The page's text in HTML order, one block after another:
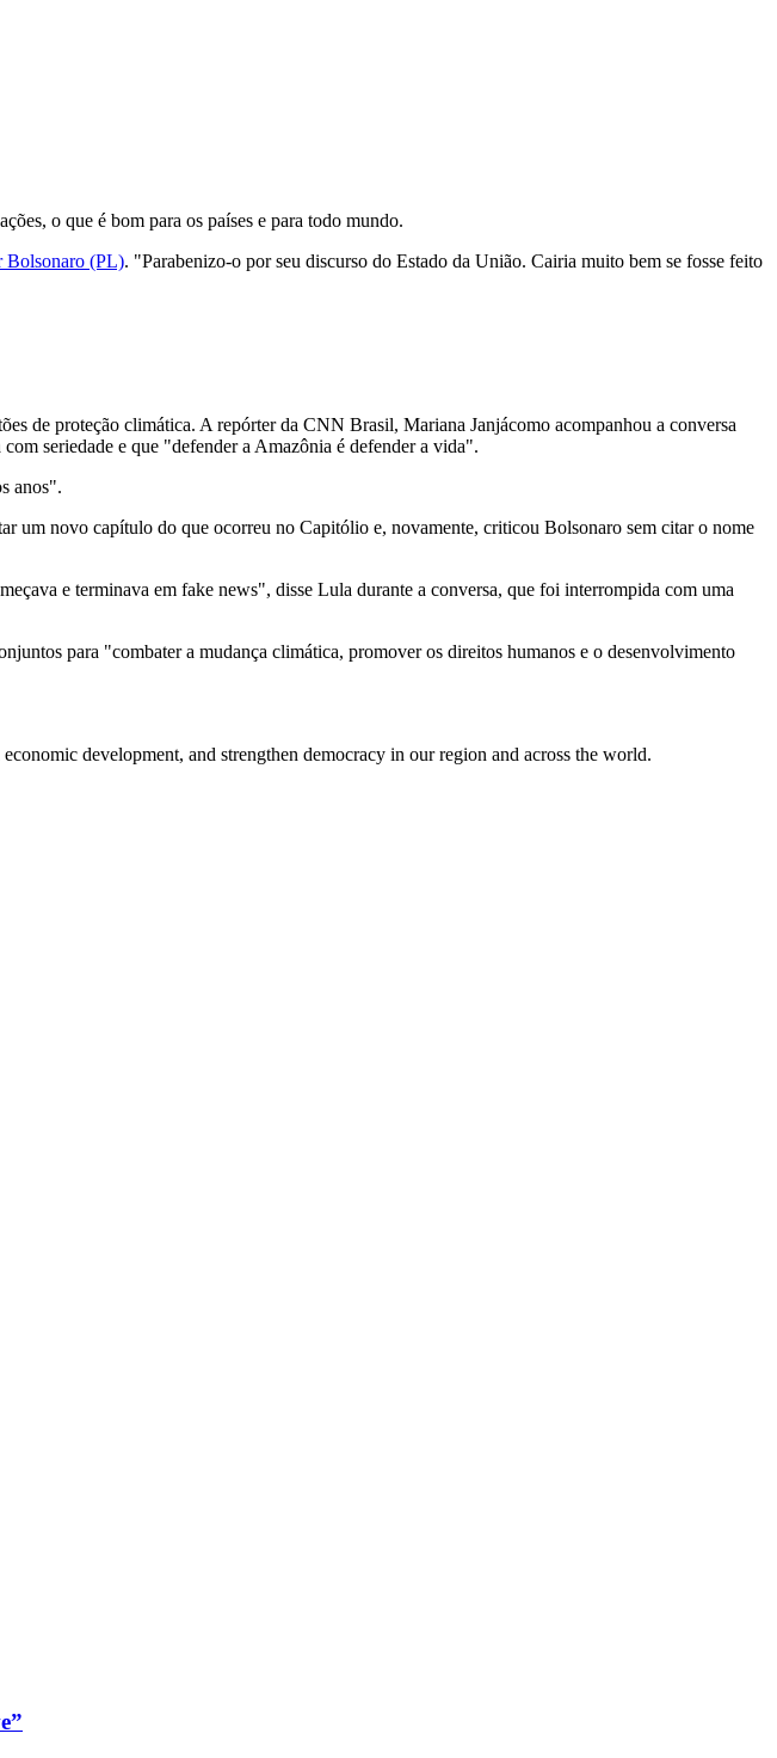
o que é bom para os países e para todo mundo.
Bolsonaro (PL). "Parabenizo-o por seu discurso do Estado da União. Cairia muito bem se fosse feito
de proteção climática. A repórter da CNN Brasil, Mariana Janjácomo acompanhou a conversa
seriedade e que "defender a Amazônia é defender a vida".
anos".
um novo capítulo do que ocorreu no Capitólio e, novamente, criticou Bolsonaro sem citar o nome
e terminava em fake news", disse Lula durante a conversa, que foi interrompida com uma
para "combater a mudança climática, promover os direitos humanos e o desenvolvimento
development, and strengthen democracy in our region and across the world.